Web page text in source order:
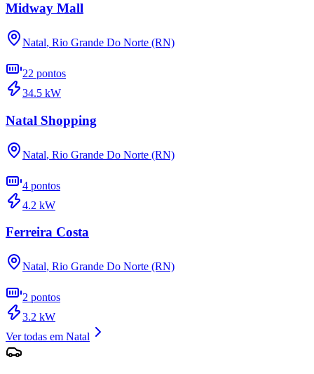
Midway Mall
Natal, Rio Grande Do Norte (RN)
22 pontos
34.5 kW
Natal Shopping
Natal, Rio Grande Do Norte (RN)
4 pontos
4.2 kW
Ferreira Costa
Natal, Rio Grande Do Norte (RN)
2 pontos
3.2 kW
Ver todas em Natal